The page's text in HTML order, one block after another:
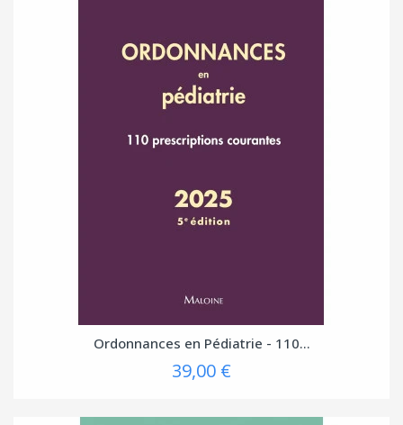
Ordonnances en Pédiatrie - 110...
39,00 €